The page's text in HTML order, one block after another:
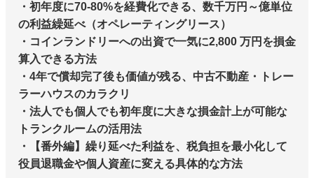
・初年度に70-80%を経費化できる、数千万円～億単位
の利益繰延べ（オペレーティングリース）
・コインランドリーへの出資で一気に2,800 万円を損金
算入できる方法
・4年で償却完了後も価値が残る、中古不動産・トレー
ラーハウスのカラクリ
・法人でも個人でも初年度に大きな損金計上が可能な
トランクルームの活用法
・【番外編】繰り延べた利益を、税負担を最小化して
役員退職金や個人資産に変える具体的な方法